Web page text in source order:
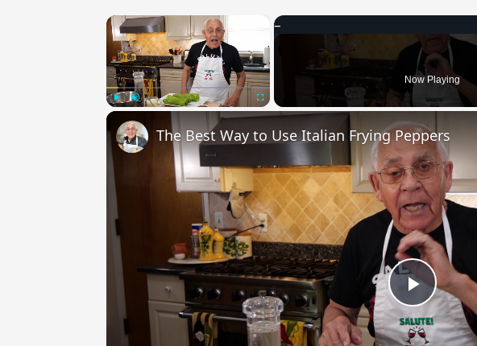
Fullscreen
Now Playing
Play
The Best Way to Use Italian Frying Peppers